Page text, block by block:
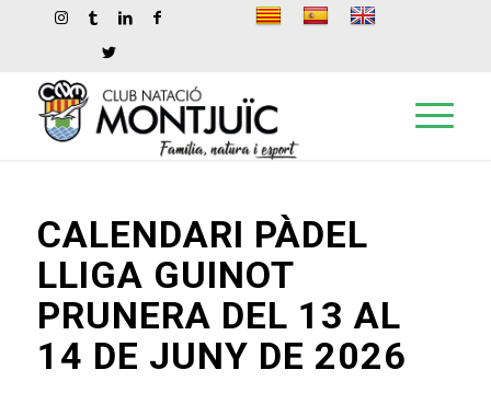
CALENDARI PÀDEL
LLIGA GUINOT
PRUNERA DEL 13 AL
14 DE JUNY DE 2026